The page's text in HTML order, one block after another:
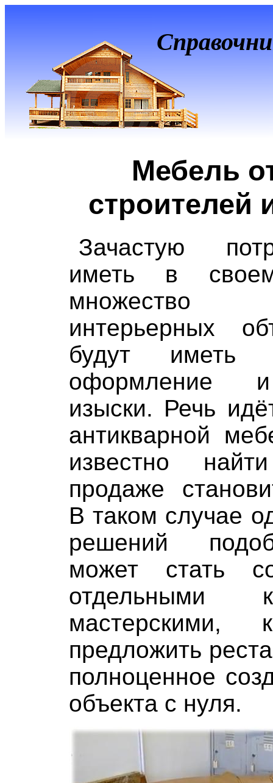
Мебель
строителей
Зачастую
иметь в
множество
интерьерных
будут иметь
оформление и
изыски. Речь
антикварной
известно
продаже
В таком случае
решений
может стать
отдельными
мастерскими,
предложить
полноценное
объекта с нуля.